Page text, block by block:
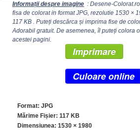
Informații despre imagine : Desene-
fisa de colorat in format JPG, rezolutie 1530 ×
117 KB . Puteți descărca și imprima fise de
Adorabil gratuit. De asemenea, îl puteți colora
acestei pagini.
Imprimare
Culoare online
Format: JPG
Mărime Fișier: 117 KB
Dimensiunea: 1530 × 1980